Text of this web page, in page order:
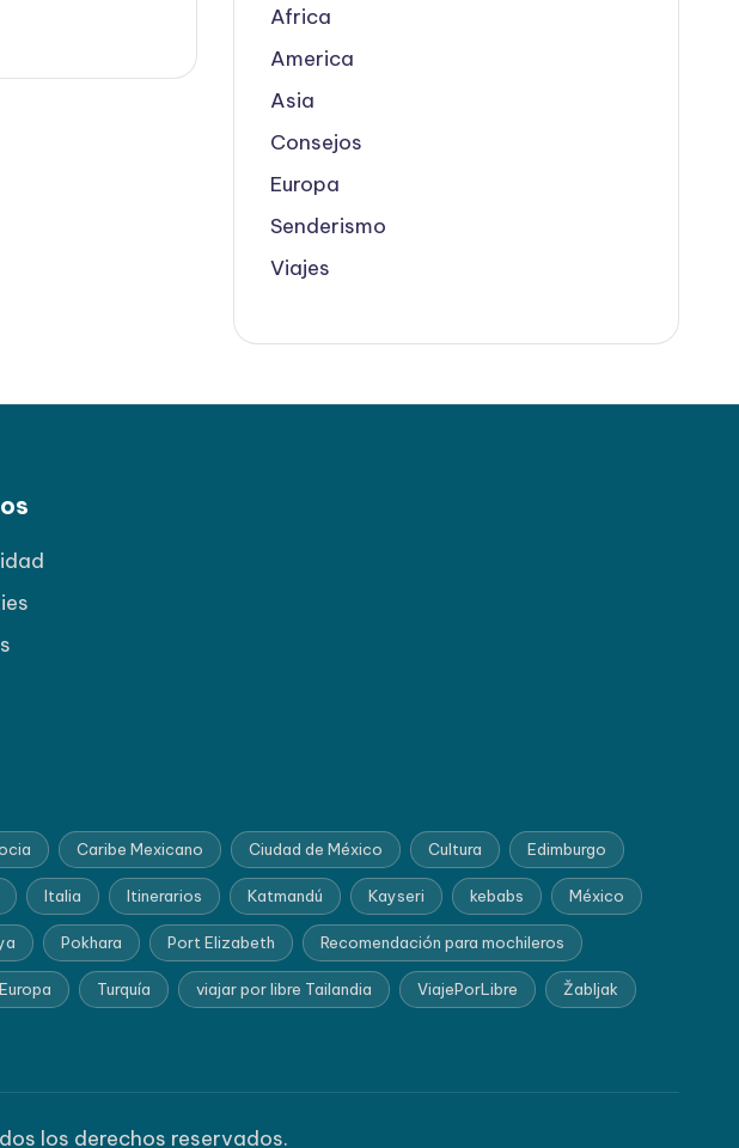
Africa
America
Asia
Consejos
Europa
Senderismo
Viajes
Caribe Mexicano Ciudad de México Cultura Edimburgo
Italia Itinerarios Katmandú Kayseri kebabs México
Pokhara Port Elizabeth Recomendación para mochileros
Turquía viajar por libre Tailandia ViajePorLibre Žabljak
los derechos reservados.